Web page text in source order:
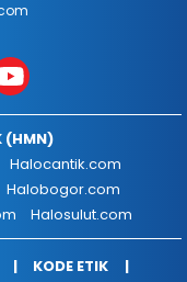
(HMN)
Halocantik.com
Halobogor.com
Halosulut.com
KODE ETIK